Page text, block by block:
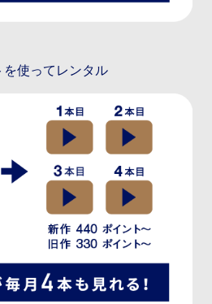
を使ってレンタル